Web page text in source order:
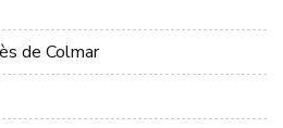
de Colmar